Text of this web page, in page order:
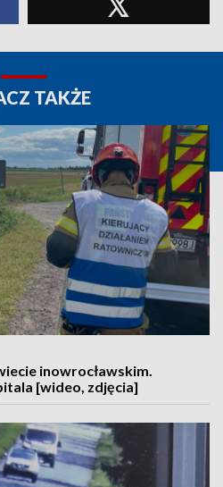
TAKŻE
inowrocławskim.
[wideo, zdjęcia]